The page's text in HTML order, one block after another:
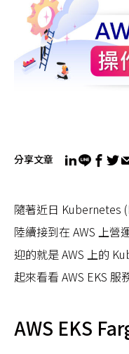
分享文章
隨著近日 Kubernetes
陸續接到在 AWS 上
迎的就是 AWS 上的
起來看看 AWS EKS 服
AWS EKS